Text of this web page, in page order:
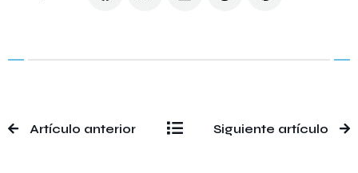
Artículo anterior Siguiente artículo